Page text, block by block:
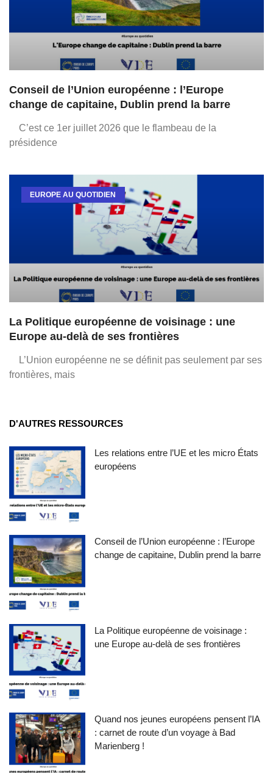
Conseil de l’Union européenne : l’Europe
change de capitaine, Dublin prend la barre
C’est ce 1er juillet 2026 que le flambeau de la
présidence
EUROPE AU QUOTIDIEN
La Politique européenne de voisinage : une
Europe au-delà de ses frontières
L’Union européenne ne se définit pas seulement par ses
frontières, mais
D'AUTRES RESSOURCES
Les relations entre l’UE et les micro États
européens
Conseil de l’Union européenne : l’Europe
change de capitaine, Dublin prend la barre
La Politique européenne de voisinage :
une Europe au-delà de ses frontières
Quand nos jeunes européens pensent l’IA
: carnet de route d’un voyage à Bad
Marienberg !